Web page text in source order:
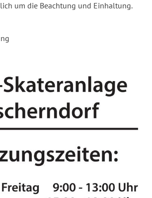
um die Beachtung und Einhaltung.